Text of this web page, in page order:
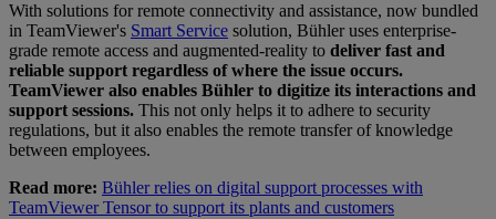
With solutions for remote connectivity and assistance, now bundled
in TeamViewer's Smart Service solution, Bühler uses enterprise-
grade remote access and augmented-reality to deliver fast and
reliable support regardless of where the issue occurs.
TeamViewer also enables Bühler to digitize its interactions and
support sessions. This not only helps it to adhere to security
regulations, but it also enables the remote transfer of knowledge
between employees.
Read more: Bühler relies on digital support processes with
TeamViewer Tensor to support its plants and customers